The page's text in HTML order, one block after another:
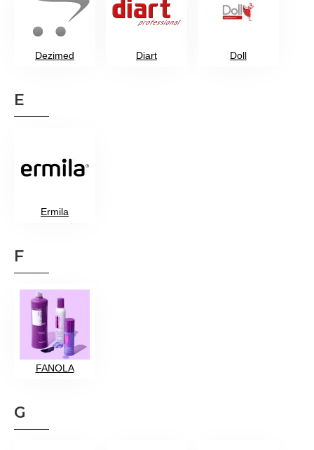
Dezimed Diart Doll
E
Ermila
F
FANOLA
G